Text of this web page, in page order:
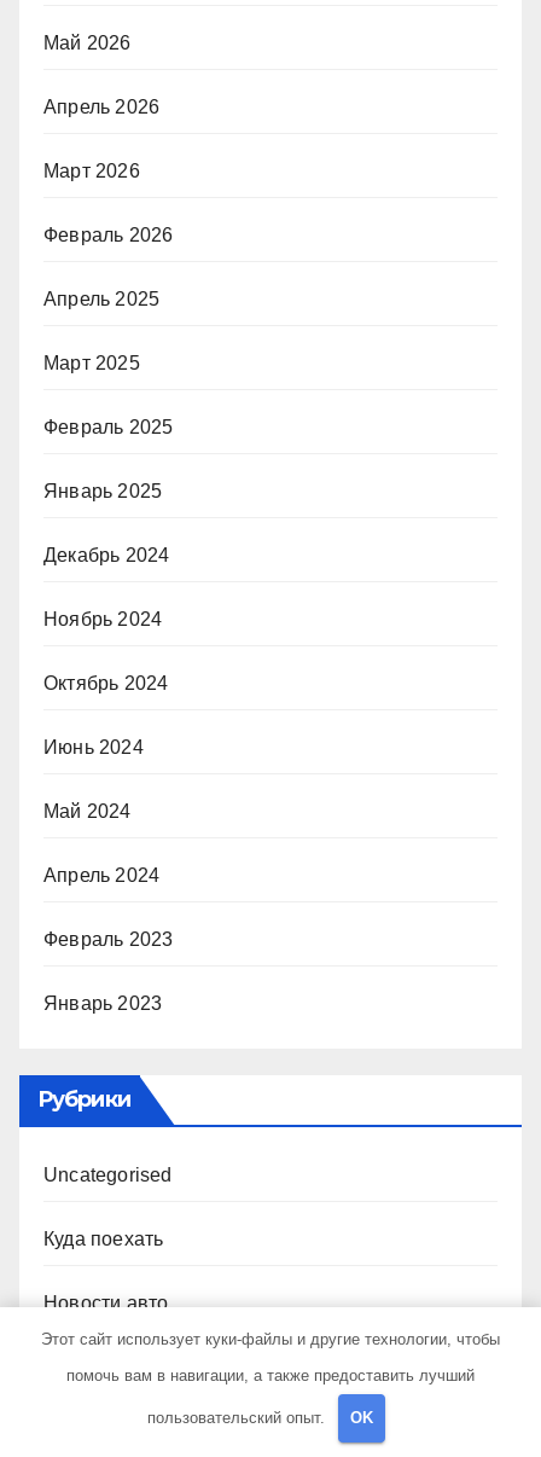
Май 2026
Апрель 2026
Март 2026
Февраль 2026
Апрель 2025
Март 2025
Февраль 2025
Январь 2025
Декабрь 2024
Ноябрь 2024
Октябрь 2024
Июнь 2024
Май 2024
Апрель 2024
Февраль 2023
Январь 2023
Рубрики
Uncategorised
Куда поехать
Новости авто
Этот сайт использует куки-файлы и другие технологии, чтобы
помочь вам в навигации, а также предоставить лучший
пользовательский опыт. OK